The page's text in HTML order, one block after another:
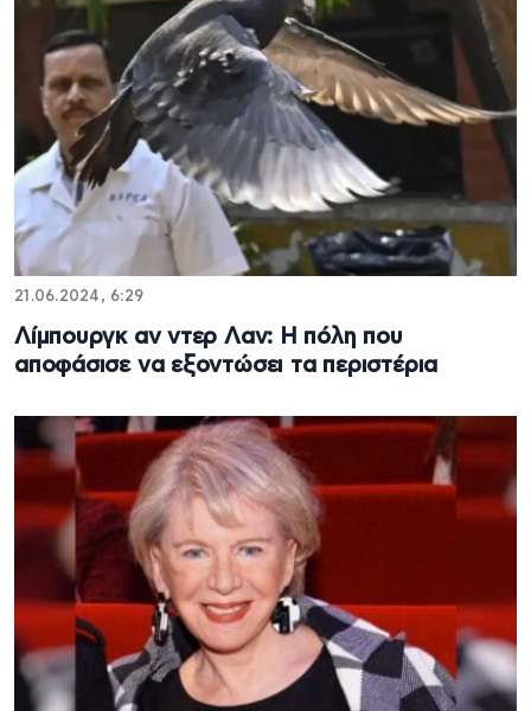
21.06.2024, 6:29
Λίμπουργκ αν ντερ Λαν: Η πόλη που
αποφάσισε να εξοντώσει τα περιστέρια